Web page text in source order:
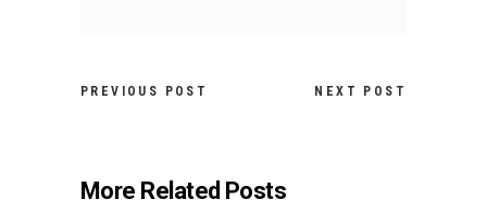
PREVIOUS POST NEXT POST
More Related Posts